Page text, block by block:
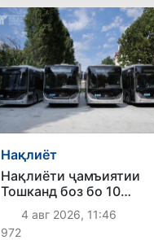
Нақлиёт
Нақлиёти ҷамъиятии
Тошканд боз бо 10
электробуси замонавӣ
пурра шуд
4 авг 2026, 11:46
972